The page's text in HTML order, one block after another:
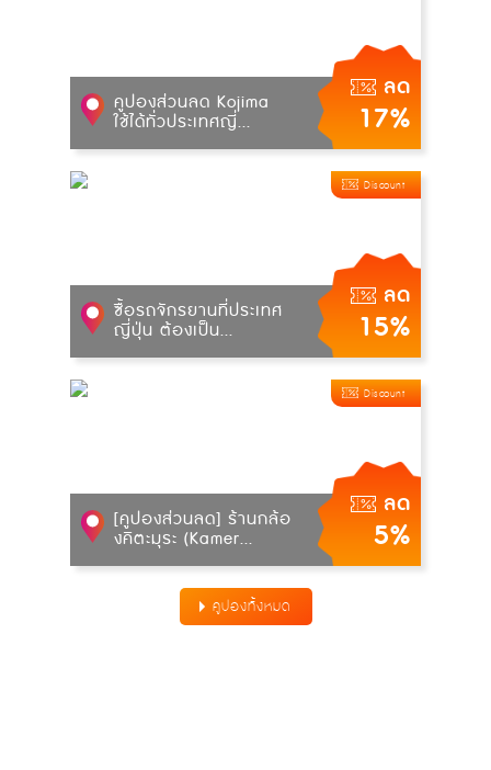
ลด
17%
คูปองส่วนลด Kojima
ใช้ได้ทั่วประเทศญี่...
ลด
15%
Discount
ซื้อรถจักรยานที่ประเทศ
ญี่ปุ่น ต้องเป็น...
ลด
5%
Discount
[คูปองส่วนลด] ร้านกล้อ
งคิตะมุระ (Kamer...
คูปองทั้งหมด